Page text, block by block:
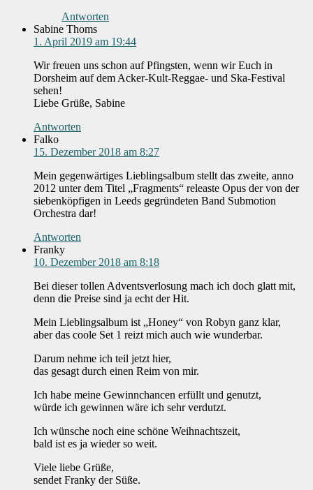
Antworten
Sabine Thoms
1. April 2019 am 19:44
Wir freuen uns schon auf Pfingsten, wenn wir Euch in
Dorsheim auf dem Acker-Kult-Reggae- und Ska-Festival
sehen!
Liebe Grüße, Sabine
Antworten
Falko
15. Dezember 2018 am 8:27
Mein gegenwärtiges Lieblingsalbum stellt das zweite, anno
2012 unter dem Titel „Fragments“ releaste Opus der von der
siebenköpfigen in Leeds gegründeten Band Submotion
Orchestra dar!
Antworten
Franky
10. Dezember 2018 am 8:18
Bei dieser tollen Adventsverlosung mach ich doch glatt mit,
denn die Preise sind ja echt der Hit.
Mein Lieblingsalbum ist „Honey“ von Robyn ganz klar,
aber das coole Set 1 reizt mich auch wie wunderbar.
Darum nehme ich teil jetzt hier,
das gesagt durch einen Reim von mir.
Ich habe meine Gewinnchancen erfüllt und genutzt,
würde ich gewinnen wäre ich sehr verdutzt.
Ich wünsche noch eine schöne Weihnachtszeit,
bald ist es ja wieder so weit.
Viele liebe Grüße,
sendet Franky der Süße.